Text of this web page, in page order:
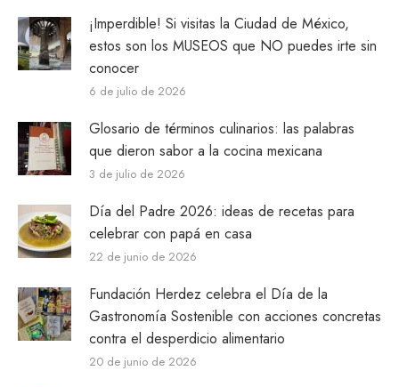
¡Imperdible! Si visitas la Ciudad de México,
estos son los MUSEOS que NO puedes irte sin
conocer
6 de julio de 2026
Glosario de términos culinarios: las palabras
que dieron sabor a la cocina mexicana
3 de julio de 2026
Día del Padre 2026: ideas de recetas para
celebrar con papá en casa
22 de junio de 2026
Fundación Herdez celebra el Día de la
Gastronomía Sostenible con acciones concretas
contra el desperdicio alimentario
20 de junio de 2026